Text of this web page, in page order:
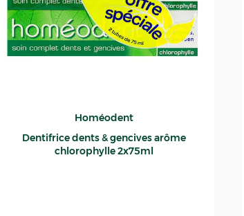
Homéodent
Dentifrice dents & gencives arôme
chlorophylle 2x75ml